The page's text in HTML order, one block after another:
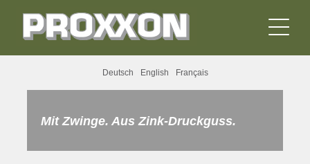
Deutsch English Français
Mit Zwinge. Aus Zink-Druckguss.